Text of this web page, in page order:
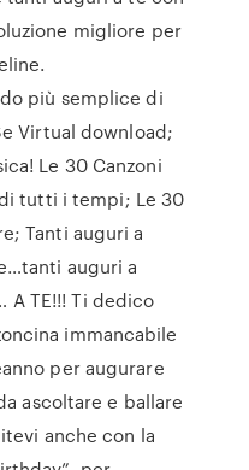
migliore per
più semplice di
Virtual download;
Le 30 Canzoni
tutti i tempi; Le 30
Tanti auguri a
auguri a
A TE!!! Ti dedico
immancabile
per augurare
ascoltare e ballare
anche con la